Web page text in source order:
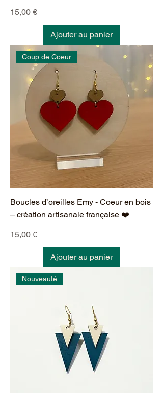
Prix
15,00 €
Ajouter au panier
Coup de Coeur
Boucles d’oreilles Emy - Coeur en bois
– création artisanale française ❤️
Prix
15,00 €
Ajouter au panier
Nouveauté